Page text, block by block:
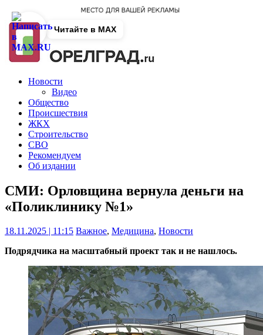
Новости
Видео
Общество
Происшествия
ЖКХ
Строительство
СВО
Рекомендуем
Об издании
СМИ: Орловщина вернула деньги на
«Поликлинику №1»
18.11.2025 | 11:15 Важное, Медицина, Новости
Подрядчика на масштабный проект так и не нашлось.
Читайте в MAX